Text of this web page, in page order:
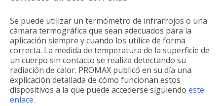
Se puede utilizar un termómetro de infrarrojos o una
cámara termográfica que sean adecuados para la
aplicación siempre y cuando los utilice de forma
correcta. La medida de temperatura de la superficie de
un cuerpo sin contacto se realiza detectando su
radiación de calor. PROMAX publicó en su día una
explicación detallada de cómo funcionan estos
dispositivos a la que puede accederse siguiendo este
enlace.